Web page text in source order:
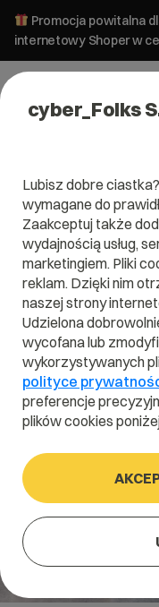
Promocja powitalna
internetowy Shoper w
Tworzenie stron
Jak usunąć
13
cyber_Folks
Lubisz dobre
wymagane do
Zaakceptuj także
wydajnością usług,
marketingiem. Pliki
reklam. Dzięki nim
naszej strony
Udzielona
wycofana lub
wykorzystywanych
polityce
preferencje
plików cookies